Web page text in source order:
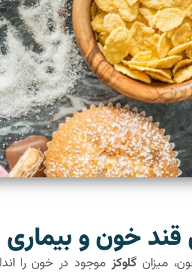
خون و بیماری
میزان گلوکزموجود در خون را